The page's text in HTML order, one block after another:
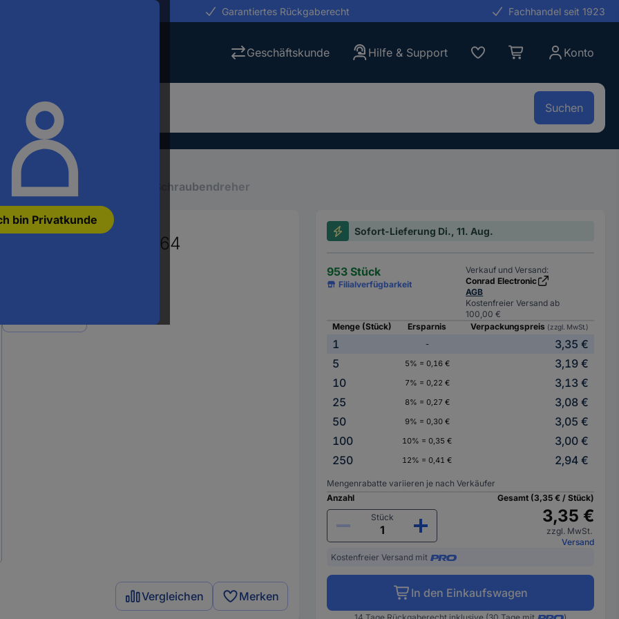
bin Privatkunde
Garantiertes Rückgaberecht Fachhandel seit 1923
Geschäftskunde Hilfe & Support Konto
Suchen
Schraubenzieher Schlitz-Schraubendreher
DIN ISO 8764
Vergleichen Merken
Sofort-Lieferung Di., 11. Aug.
953 Stück
Filialverfügbarkeit
Verkauf und Versand:
Conrad Electronic
AGB
Kostenfreier Versand ab
100,00 €
Menge (Stück)
Ersparnis Verpackungspreis (zzgl. MwSt.)
1 -
3,35 €
5
5% = 0,16 €
3,19 €
10
7% = 0,22 €
3,13 €
25
8% = 0,27 €
3,08 €
50
9% = 0,30 €
3,05 €
100
10% = 0,35 €
3,00 €
250
12% = 0,41 € 2,94 €
Mengenrabatte variieren je nach Verkäufer
Anzahl
Stück
Gesamt (3,35 € / Stück)
3,35 €
zzgl. MwSt.
Versand
Kostenfreier Versand mit
In den Einkaufswagen